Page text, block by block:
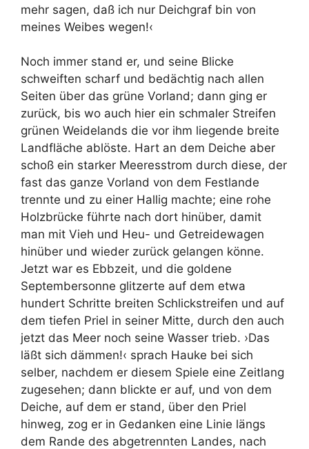
mehr sagen, daß ich nur Deichgraf bin von
meines Weibes wegen!‹
Noch immer stand er, und seine Blicke
schweiften scharf und bedächtig nach allen
Seiten über das grüne Vorland; dann ging er
zurück, bis wo auch hier ein schmaler Streifen
grünen Weidelands die vor ihm liegende breite
Landfläche ablöste. Hart an dem Deiche aber
schoß ein starker Meeresstrom durch diese, der
fast das ganze Vorland von dem Festlande
trennte und zu einer Hallig machte; eine rohe
Holzbrücke führte nach dort hinüber, damit
man mit Vieh und Heu- und Getreidewagen
hinüber und wieder zurück gelangen könne.
Jetzt war es Ebbzeit, und die goldene
Septembersonne glitzerte auf dem etwa
hundert Schritte breiten Schlickstreifen und auf
dem tiefen Priel in seiner Mitte, durch den auch
jetzt das Meer noch seine Wasser trieb. ›Das
läßt sich dämmen!‹ sprach Hauke bei sich
selber, nachdem er diesem Spiele eine Zeitlang
zugesehen; dann blickte er auf, und von dem
Deiche, auf dem er stand, über den Priel
hinweg, zog er in Gedanken eine Linie längs
dem Rande des abgetrennten Landes, nach